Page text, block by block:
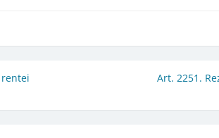
Art. 2251.